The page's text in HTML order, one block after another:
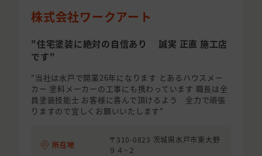
株式会社ワークアート
"住宅塗装に絶対の自信あり 誠実 正直 施工店
です"
"当社は水戸で開業26年になります とあるハウスメー
カー 塗料メーカーの工事にも携わっています 職長は全
員塗装技能士 お客様に喜んで頂けるよう 全力で頑張
りますので宜しくお願いいたします"
所在地
〒310-0823 茨城県水戸市東大野
９４−２